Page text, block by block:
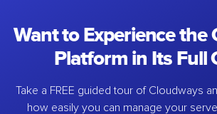
Want to Experience the
Platform in Its Full
Take a FREE guided tour of Cloudways
how easily you can manage your